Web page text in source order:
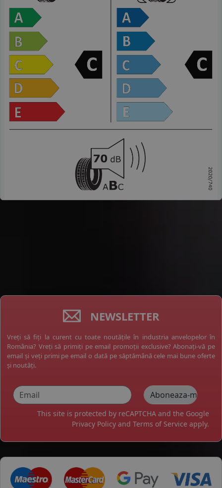
NEWSLETTER
Vreți să fiți la curent cu toate noutățile în industria anvelopelor în
România? Vreți să primiți pe email promoții exclusive? Abonați-vă pe
email și veți primi pe email o dată pe săptămână cele mai bune oferte
și noutăți.
This site is protected by reCAPTCHA and the Google
Privacy Policy and Terms of Service apply.